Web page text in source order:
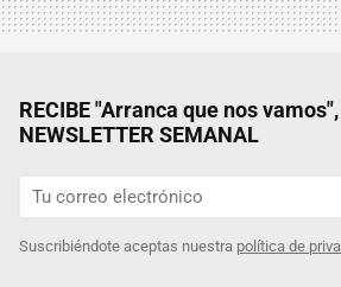
RECIBE "Arranca que nos
NEWSLETTER SEMANAL
Suscribiéndote aceptas nuestra política de